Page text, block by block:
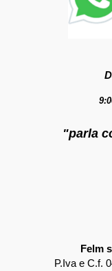
"parla
Felm
P.Iva e C.f.